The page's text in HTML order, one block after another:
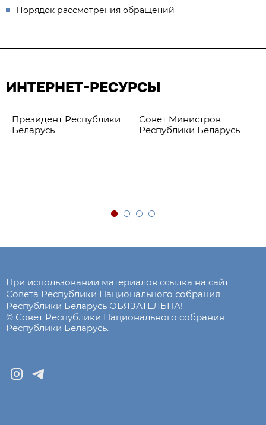
Порядок рассмотрения обращений
ИНТЕРНЕТ-РЕСУРСЫ
Президент Республики
Беларусь
Совет Министров
Республики Беларусь
При использовании материалов ссылка на сайт
Совета Республики Национального собрания
Республики Беларусь ОБЯЗАТЕЛЬНА!
© Совет Республики Национального собрания
Республики Беларусь.